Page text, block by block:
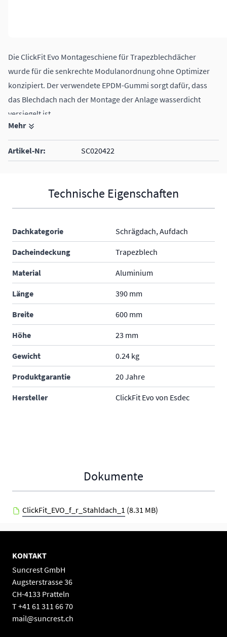
Die ClickFit Evo Montageschiene für Trapezblechdächer
wurde für die senkrechte Modulanordnung ohne Optimizer
konzipiert. Der verwendete EPDM-Gummi sorgt dafür, dass
das Blechdach nach der Montage der Anlage wasserdicht
versiegelt ist.
Mehr
Artikel-Nr: SC020422
Technische Eigenschaften
Dachkategorie Schrägdach, Aufdach
Dacheindeckung Trapezblech
Material Aluminium
Länge 390 mm
Breite 600 mm
Höhe 23 mm
Gewicht 0.24 kg
Produktgarantie 20 Jahre
Hersteller ClickFit Evo von Esdec
Dokumente
ClickFit_EVO_f_r_Stahldach_1 (8.31 MB)
KONTAKT
Suncrest GmbH
Augsterstrasse 36
CH-4133 Pratteln
T +41 61 311 66 70
mail@suncrest.ch